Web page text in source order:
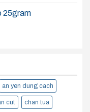
25gram
an yen dung cach
cut chan tua